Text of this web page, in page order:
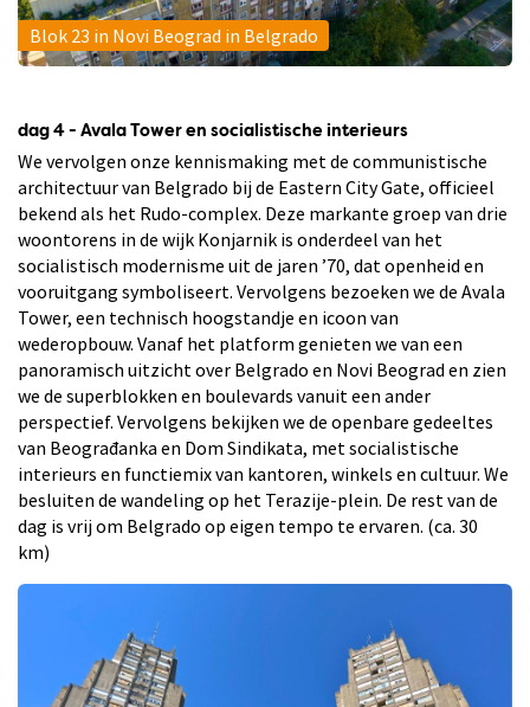
Blok 23 in Novi Beograd in Belgrado
dag 4 - Avala Tower en socialistische interieurs
We vervolgen onze kennismaking met de communistische
architectuur van Belgrado bij de Eastern City Gate, officieel
bekend als het Rudo-complex. Deze markante groep van drie
woontorens in de wijk Konjarnik is onderdeel van het
socialistisch modernisme uit de jaren ’70, dat openheid en
vooruitgang symboliseert. Vervolgens bezoeken we de Avala
Tower, een technisch hoogstandje en icoon van
wederopbouw. Vanaf het platform genieten we van een
panoramisch uitzicht over Belgrado en Novi Beograd en zien
we de superblokken en boulevards vanuit een ander
perspectief. Vervolgens bekijken we de openbare gedeeltes
van Beograđanka en Dom Sindikata, met socialistische
interieurs en functiemix van kantoren, winkels en cultuur. We
besluiten de wandeling op het Terazije-plein. De rest van de
dag is vrij om Belgrado op eigen tempo te ervaren. (ca. 30
km)